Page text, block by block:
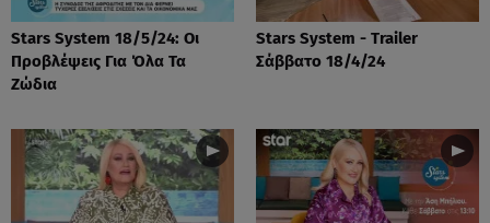
Stars System 18/5/24: Οι
Προβλέψεις Για Όλα Τα
Ζώδια
Stars System - Trailer
Σάββατο 18/4/24